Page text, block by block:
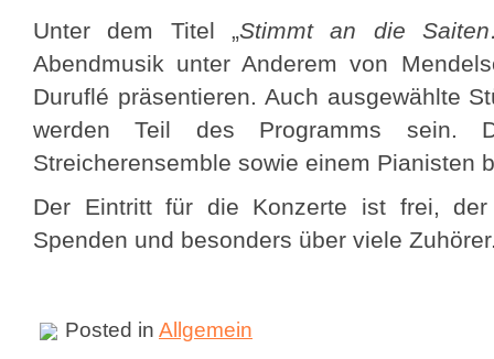
Unter dem Titel „Stimmt an die
Abendmusik unter Anderem von
Duruflé präsentieren. Auch ausgewählte
werden Teil des Programms sein.
Streicherensemble sowie einem Pianisten
Der Eintritt für die Konzerte ist frei,
Spenden und besonders über viele
Posted in Allgemein